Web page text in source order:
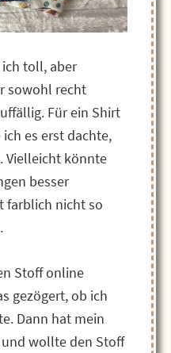
toll, aber
sowohl recht
Für ein Shirt
es erst dachte,
Vielleicht könnte
besser
farblich nicht so
Stoff online
gezögert, ob ich
Dann hat mein
und wollte den Stoff